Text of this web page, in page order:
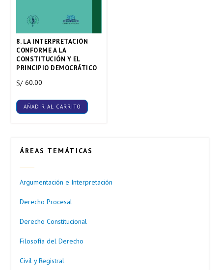
ÁREAS TEMÁTICAS
Argumentación e Interpretación
Derecho Procesal
Derecho Constitucional
Filosofía del Derecho
Civil y Registral
8. LA INTERPRETACIÓN
CONFORME A LA
CONSTITUCIÓN Y EL
PRINCIPIO DEMOCRÁTICO
S/ 60.00
AÑADIR AL CARRITO